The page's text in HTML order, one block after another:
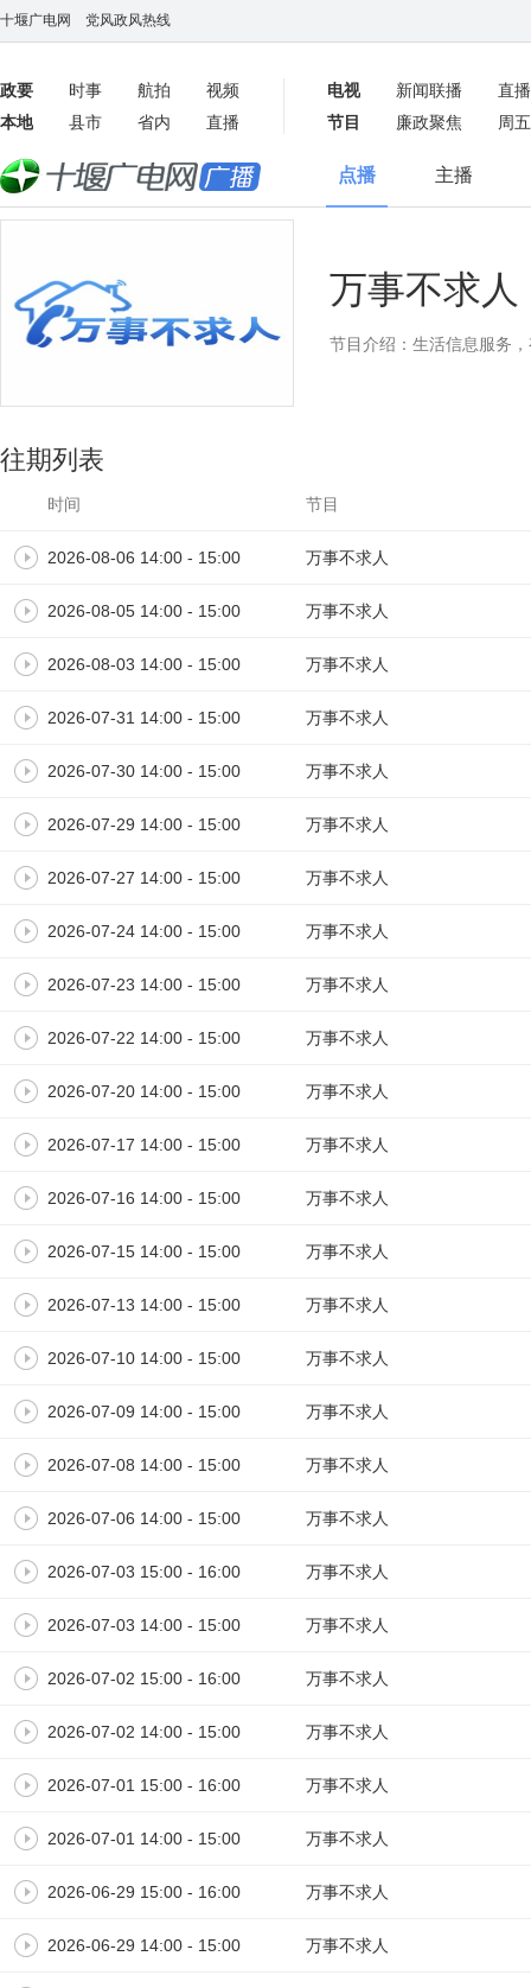
十堰广电网 党风政风热线
政要 时事 航拍
视频
本地
县市 省内 直播
电视 新闻联播
直
节目
廉政聚焦
周
数字报
点播 主播
万事不求人
节目介绍：生活信息服务
往期列表
时间 节目
2026-08-06 14:00 - 15:00 万事不求人
2026-08-05 14:00 - 15:00 万事不求人
2026-08-03 14:00 - 15:00 万事不求人
2026-07-31 14:00 - 15:00 万事不求人
2026-07-30 14:00 - 15:00 万事不求人
2026-07-29 14:00 - 15:00 万事不求人
2026-07-27 14:00 - 15:00 万事不求人
2026-07-24 14:00 - 15:00 万事不求人
2026-07-23 14:00 - 15:00 万事不求人
2026-07-22 14:00 - 15:00 万事不求人
2026-07-20 14:00 - 15:00 万事不求人
2026-07-17 14:00 - 15:00 万事不求人
2026-07-16 14:00 - 15:00 万事不求人
2026-07-15 14:00 - 15:00 万事不求人
2026-07-13 14:00 - 15:00 万事不求人
2026-07-10 14:00 - 15:00 万事不求人
2026-07-09 14:00 - 15:00 万事不求人
2026-07-08 14:00 - 15:00 万事不求人
2026-07-06 14:00 - 15:00 万事不求人
2026-07-03 15:00 - 16:00 万事不求人
2026-07-03 14:00 - 15:00 万事不求人
2026-07-02 15:00 - 16:00 万事不求人
2026-07-02 14:00 - 15:00 万事不求人
2026-07-01 15:00 - 16:00 万事不求人
2026-07-01 14:00 - 15:00 万事不求人
2026-06-29 15:00 - 16:00 万事不求人
2026-06-29 14:00 - 15:00 万事不求人